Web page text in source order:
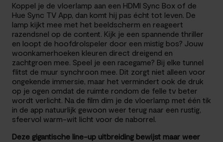
Koppel je de vloerlamp aan een HDMI Sync Box of de
Hue Sync TV App, dan komt hij pas écht tot leven. De
lamp kijkt mee met het beeldscherm en reageert
razendsnel op de content. Kijk je een spannende thriller
en loopt de hoofdrolspeler door een mistig bos? Jouw
woonkamerhoeken kleuren direct dreigend en
zachtgroen mee. Speel je een racegame? Bij elke tunnel
flitst de muur synchroon mee. Dit zorgt niet alleen voor
ongekende immersie, maar het vermindert ook de druk
op je ogen omdat de ruimte rondom de felle tv beter
wordt verlicht. Na de film dim je de vloerlamp met één tik
in de app natuurlijk gewoon weer terug naar een rustig,
sfeervol warm-wit licht voor de naborrel.
Deze gigantische line-up uitbreiding bewijst maar weer